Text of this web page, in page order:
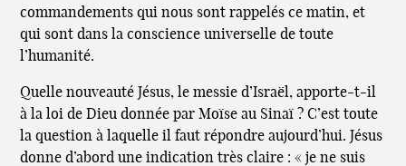
commandements qui nous sont rappelés ce matin, et
qui sont dans la conscience universelle de toute
l’humanité.
Quelle nouveauté Jésus, le messie d’Israël, apporte-t-il
à la loi de Dieu donnée par Moïse au Sinaï ? C’est toute
la question à laquelle il faut répondre aujourd’hui. Jésus
donne d’abord une indication très claire : « je ne suis